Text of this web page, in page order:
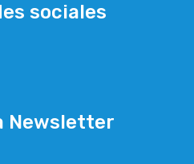
sociales
Newsletter